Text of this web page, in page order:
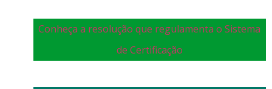
Conheça a resolução que regulamenta o Sistema
de Certificação